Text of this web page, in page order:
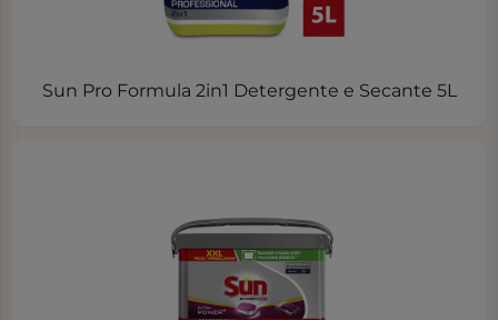
Sun Pro Formula 2in1 Detergente e Secante 5L